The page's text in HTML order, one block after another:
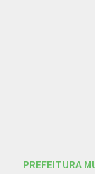
PREFEITURA